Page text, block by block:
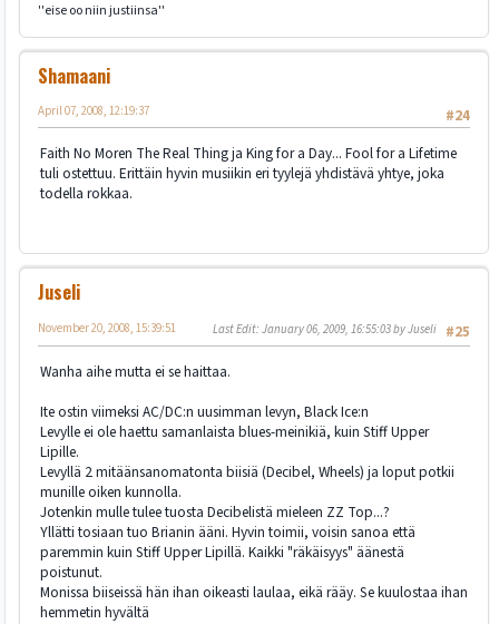
''eise oo niin justiinsa''
Shamaani
#24
April 07, 2008, 12:19:37
Faith No Moren The Real Thing ja King for a Day... Fool for a Lifetime
tuli ostettuu. Erittäin hyvin musiikin eri tyylejä yhdistävä yhtye, joka
todella rokkaa.
Juseli
#25
November 20, 2008, 15:39:51 Last Edit: January 06, 2009, 16:55:03 by Juseli
Wanha aihe mutta ei se haittaa.
Ite ostin viimeksi AC/DC:n uusimman levyn, Black Ice:n
Levylle ei ole haettu samanlaista blues-meinikiä, kuin Stiff Upper
Lipille.
Levyllä 2 mitäänsanomatonta biisiä (Decibel, Wheels) ja loput potkii
munille oiken kunnolla.
Jotenkin mulle tulee tuosta Decibelistä mieleen ZZ Top...?
Yllätti tosiaan tuo Brianin ääni. Hyvin toimii, voisin sanoa että
paremmin kuin Stiff Upper Lipillä. Kaikki "räkäisyys" äänestä
poistunut.
Monissa biiseissä hän ihan oikeasti laulaa, eikä rääy. Se kuulostaa ihan
hemmetin hyvältä